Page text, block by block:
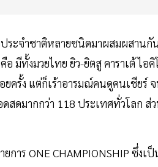
ระจำชาติหลายชนิดมาผสมผสานกั
ทั้งมวยไทย ยิว-ยิตสู คาราเต้ ไอคิ
ครั้ง แต่ก็เร้าอารมณ์คนดูคนเชียร์
สดมากกว่า 118 ประเทศทั่วโลก ส่
การ ONE CHAMPIONSHIP ซึ่ง